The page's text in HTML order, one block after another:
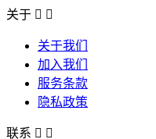
关于  
关于我们
加入我们
服务条款
隐私政策
联系  